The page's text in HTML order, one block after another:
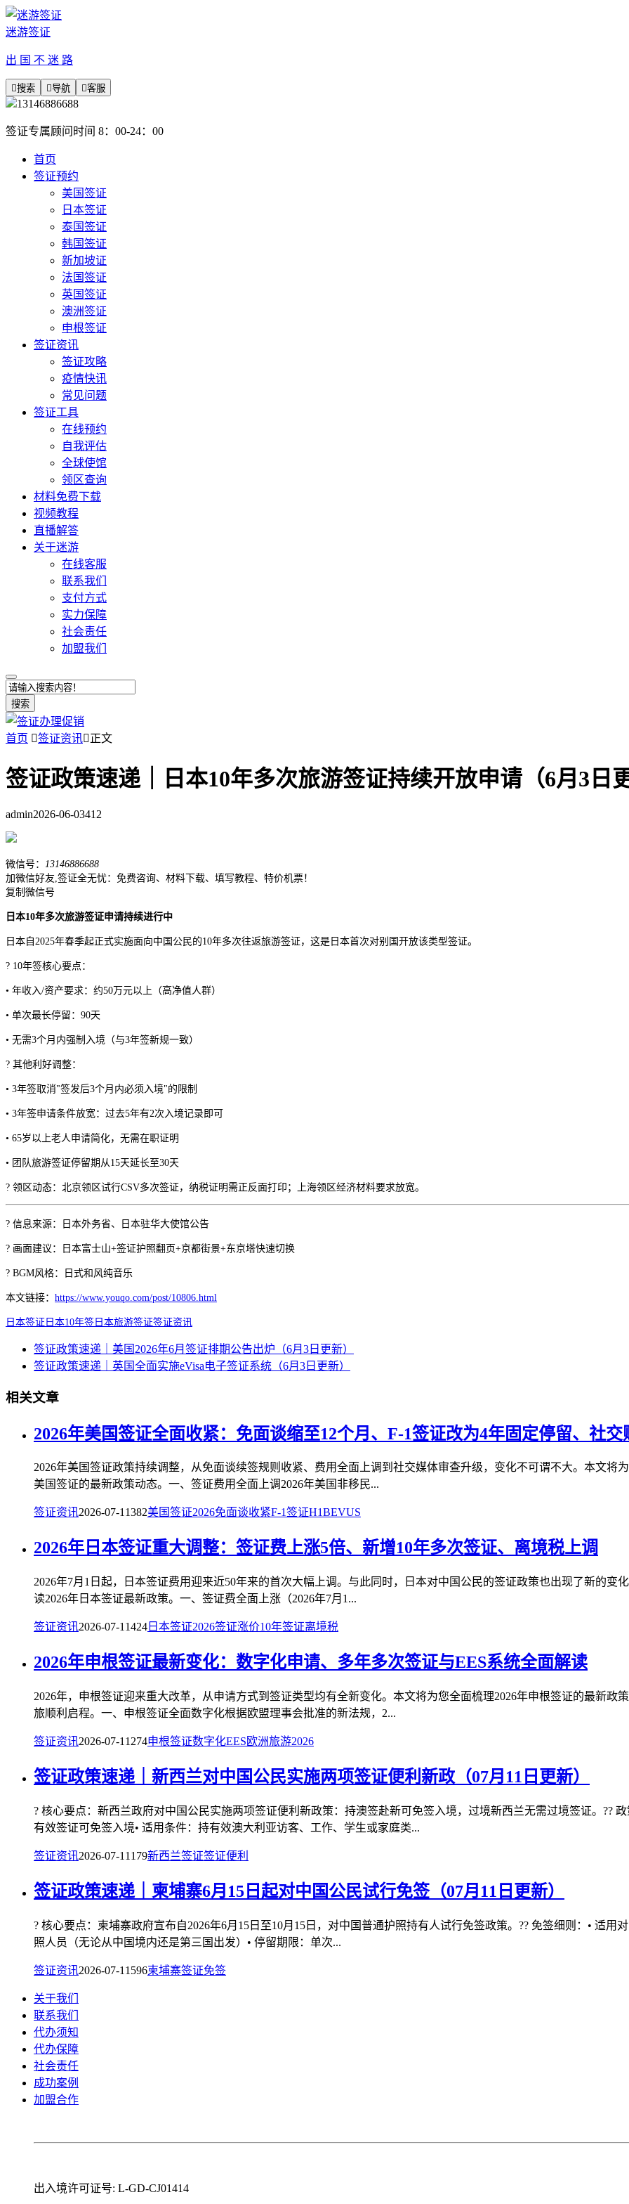
迷游签证
出 国 不 迷 路
搜索 导航 客服
13146886688
签证专属顾问时间 8：00-24：00
首页
签证预约
美国签证
日本签证
泰国签证
韩国签证
新加坡证
法国签证
英国签证
澳洲签证
申根签证
签证资讯
签证攻略
疫情快讯
常见问题
签证工具
在线预约
自我评估
全球使馆
领区查询
材料免费下载
视频教程
直播解答
关于迷游
在线客服
联系我们
支付方式
实力保障
社会责任
加盟我们
搜索
首页 签证资讯正文
签证政策速递｜日本10年多次旅游签证持续开放申请（6月3日
admin2026-06-03412
微信号：
13146886688
加微信好友,签证全无忧：免费咨询、材料下载、填写教程、特价机票！
复制微信号
日本10年多次旅游签证申请持续进行中
日本自2025年春季起正式实施面向中国公民的10年多次往返旅游签证，这是日本首次对别国开放该类型签证。
? 10年签核心要点：
• 年收入/资产要求：约50万元以上（高净值人群）
• 单次最长停留：90天
• 无需3个月内强制入境（与3年签新规一致）
? 其他利好调整：
• 3年签取消"签发后3个月内必须入境"的限制
• 3年签申请条件放宽：过去5年有2次入境记录即可
• 65岁以上老人申请简化，无需在职证明
• 团队旅游签证停留期从15天延长至30天
? 领区动态：北京领区试行CSV多次签证，纳税证明需正反面打印；上海领区经济材料要求放宽。
? 信息来源：日本外务省、日本驻华大使馆公告
? 画面建议：日本富士山+签证护照翻页+京都街景+东京塔快速切换
? BGM风格：日式和风纯音乐
本文链接： https://www.youqo.com/post/10806.html
日本签证 日本10年签 日本旅游签证签证资讯
签证政策速递｜美国2026年6月签证排期公告出炉（6月3日更新）
签证政策速递｜英国全面实施eVisa电子签证系统（6月3日更新）
相关文章
2026年美国签证全面收紧：免面谈缩至12个月、F-1签证改为4年固定停留、社
2026年美国签证政策持续调整，从免面谈续签规则收紧、费用全面上调到社交媒体审查升级，变化不可谓不大。本文将
美国签证的最新政策动态。一、签证费用全面上调2026年美国非移民...
签证资讯2026-07-11382美国签证2026免面谈收紧F-1签证H1BEVUS
2026年日本签证重大调整：签证费上涨5倍、新增10年多次签证、离境税上调
2026年7月1日起，日本签证费用迎来近50年来的首次大幅上调。与此同时，日本对中国公民的签证政策也出现了新的变
读2026年日本签证最新政策。一、签证费全面上涨（2026年7月1...
签证资讯2026-07-11424 日本签证2026签证涨价10年签证离境税
2026年申根签证最新变化：数字化申请、多年多次签证与EES系统全面解读
2026年，申根签证迎来重大改革，从申请方式到签证类型均有全新变化。本文将为您全面梳理2026年申根签证的最新政
旅顺利启程。一、申根签证全面数字化根据欧盟理事会批准的新法规，2...
签证资讯2026-07-11 274申根签证数字化EES欧洲旅游2026
签证政策速递｜新西兰对中国公民实施两项签证便利新政（07月11日更新）
? 核心要点：新西兰政府对中国公民实施两项签证便利新政策：持澳签赴新可免签入境，过境新西兰无需过境签证。??
有效签证可免签入境• 适用条件：持有效澳大利亚访客、工作、学生或家庭类...
签证资讯2026-07-11 179新西兰签证签证便利
签证政策速递｜柬埔寨6月15日起对中国公民试行免签（07月11日更新）
? 核心要点：柬埔寨政府宣布自2026年6月15日至10月15日，对中国普通护照持有人试行免签政策。?? 免签细则：• 适用
照人员（无论从中国境内还是第三国出发）• 停留期限：单次...
签证资讯2026-07-11 596柬埔寨签证免签
关于我们
联系我们
代办须知
代办保障
社会责任
成功案例
加盟合作
出入境许可证号: L-GD-CJ01414